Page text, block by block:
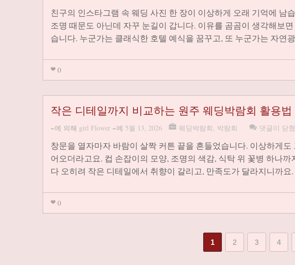
친구의 인스타그램 속 웨딩 사진 한 장이 이상하게 오래 기억에 남
조명 때문도 아닌데 자꾸 눈길이 갑니다. 이유를 곰곰이 생각해보
습니다. 누군가는 클래식한 호텔 예식을 꿈꾸고, 또 누군가는 자연
0
작은 디테일까지 비교하는 원주 웨딩박람회 활용법
~에 의해 girl Flower ~에 5월 13, 2026 웨딩박람회, 박람회 댓글이 닫
창문을 열자마자 바람이 살짝 커튼 끝을 흔들었습니다. 이상하게
어오더라고요. 컵 손잡이의 모양, 조명의 색감, 식탁 위 꽃병 하나
다 오히려 작은 디테일에서 취향이 갈리고, 만족도가 달라지니까요
0
1 2 3 4